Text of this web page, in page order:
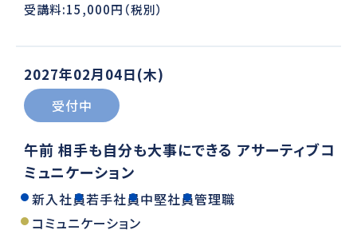
受講料:15,000円（税別）
2027年02月04日(木)
受付中
午前 相手も自分も大事にできる アサーティブコ
ミュニケーション
新入社員若手社員中堅社員管理職
コミュニケーション